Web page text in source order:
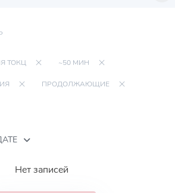
ТОКЦ ~50 МИН
ПРОДОЛЖАЮЩИЕ
Нет записей